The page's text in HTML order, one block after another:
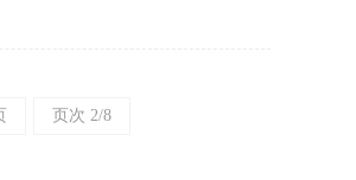
页次 2/8